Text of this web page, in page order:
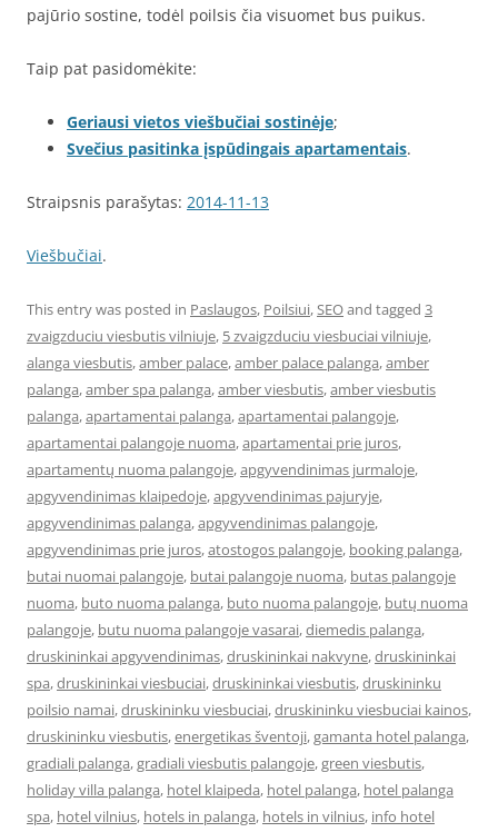
pajūrio sostine, todėl poilsis čia visuomet bus puikus.
Taip pat pasidomėkite:
Geriausi vietos viešbučiai sostinėje;
Svečius pasitinka įspūdingais apartamentais.
Straipsnis parašytas: 2014-11-13
Viešbučiai.
This entry was posted in Paslaugos, Poilsiui,SEOand tagged 3
zvaigzduciu viesbutis vilniuje, 5 zvaigzduciu viesbuciai vilniuje,
alanga viesbutis,amber palace,amber palace palanga,amber
palanga,amber spa palanga,amber viesbutis,amber viesbutis
palanga,apartamentai palanga,apartamentai palangoje,
apartamentai palangoje nuoma,apartamentai prie juros,
apartamentų nuoma palangoje,apgyvendinimas jurmaloje,
apgyvendinimas klaipedoje,apgyvendinimas pajuryje,
apgyvendinimas palanga,apgyvendinimas palangoje,
apgyvendinimas prie juros,atostogos palangoje, booking palanga,
butai nuomai palangoje, butai palangoje nuoma, butas palangoje
nuoma, buto nuoma palanga, buto nuoma palangoje, butų nuoma
palangoje, butu nuoma palangoje vasarai,diemedis palanga,
druskininkai apgyvendinimas,druskininkai nakvyne,druskininkai
spa,druskininkai viesbuciai,druskininkai viesbutis,druskininku
poilsio namai,druskininku viesbuciai,druskininku viesbuciai kainos,
druskininku viesbutis,energetikas šventoji,gamanta hotel palanga,
gradiali palanga,gradiali viesbutis palangoje,green viesbutis,
holiday villa palanga, hotel klaipeda, hotel palanga, hotel palanga
spa, hotel vilnius, hotels in palanga, hotels in vilnius, info hotel